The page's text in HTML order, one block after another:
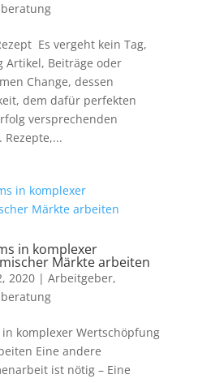
Es vergeht kein Tag,
Artikel, Beiträge oder
Change, dessen
dem dafür perfekten
versprechenden
in komplexer
Märkte arbeiten
2020| Arbeitgeber,
komplexer Wertschöpfung
Eine andere
ist nötig – Eine